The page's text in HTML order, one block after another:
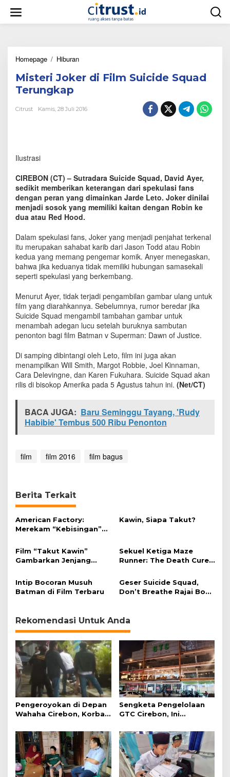
w
Homepage / Hiburan
s
r
i
i
F
i
l
m
u
i
c
i
d
e
q
u
a
d
T
r
u
n
g
p
Misteri Joker di Film Suicide Squad
Terungkap
Citrust Kamis, 28 Juli 2016
Ilustrasi
CIREBON (CT) – Sutradara Suicide Squad, David Ayer,
sedikit memberikan keterangan dari spekulasi fans
dengan peran yang dimainkan Jarde Leto. Joker dinilai
menjadi sosok yang memiliki kaitan dengan Robin ke
dua atau Red Hood.
Dalam spekulasi fans, Joker yang menjadi penjahat terkenal
itu merupakan sahabat karib dari Jason Todd atau Robin
kedua yang memang pengemar komik. Anyer menegaskan,
bahwa jika keduanya tidak memiliki hubungan samasekali
seperti spekulasi yang berkembang.
Menurut Ayer, tidak terjadi pengambilan gambar ulang untuk
film yang diarahkannya. Sebelumnya, rumor beredar jika
Suicide Squad mengambil tambahan gambar untuk
menambah adegan lucu setelah buruknya sambutan
penonton bagi film Batman v Superman: Dawn of Justice.
Di samping dibintangi oleh Leto, film ini juga akan
menampilkan Will Smith, Margot Robbie, Joel Kinnaman,
Cara Delevingne, dan Karen Fukuhara. Suicide Squad akan
rilis di bisokop Amerika pada 5 Agustus tahun ini. (Net/CT)
BACA JUGA: Baru Seminggu Tayang, 'Rudy
Habibie' Tembus 500 Ribu Penonton
film film 2016 film bagus
Berita Terkait
American Factory:
Merekam “Kebisingan”
Manusiawi
Kawin, Siapa Takut?
Film “Takut Kawin”
Gambarkan Jenjang
Drama Komedi
Sekuel Ketiga Maze
Runner: The Death Cure
2017
Intip Bocoran Musuh
Batman di Film Terbaru
Geser Suicide Squad,
Don’t Breathe Rajai Box
Rekomendasi Untuk Anda
Pengeroyokan di Depan
Wahaha Cirebon, Korban
Polisi
Sengketa Pengelolaan
GTC Cirebon, Ini
Simanjuntak